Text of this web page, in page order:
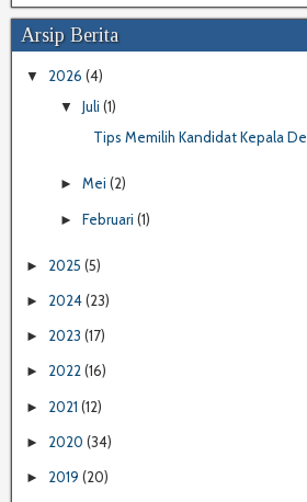
Arsip Berita
▼ 2026 (4)
▼ Juli (1)
Tips Memilih Kandidat Kepala
► Mei (2)
► Februari (1)
► 2025 (5)
► 2024(23)
► 2023 (17)
► 2022(16)
► 2021 (12)
► 2020 (34)
► 2019 (20)